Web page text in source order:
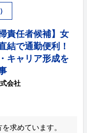
責任者候補】女
結で通勤便利！
キャリア形成を
会社
求めています。